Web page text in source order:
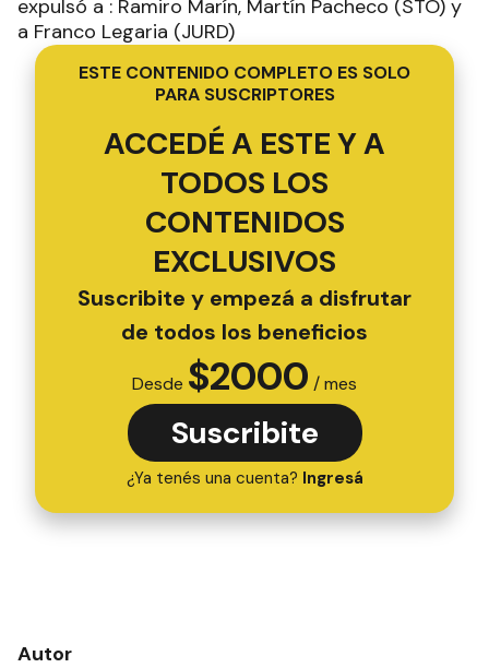
expulsó a : Ramiro Marín, Martín Pacheco (STO) y
a Franco Legaria (JURD)
ESTE CONTENIDO COMPLETO ES SOLO
PARA SUSCRIPTORES
ACCEDÉ A ESTE Y A
TODOS LOS
CONTENIDOS
EXCLUSIVOS
Suscribite y empezá a disfrutar
de todos los beneficios
Desde $2000 / mes
Suscribite
¿Ya tenés una cuenta? Ingresá
Autor